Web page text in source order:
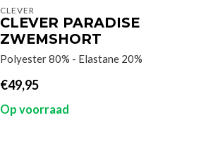
CLEVER
CLEVER PARADISE
ZWEMSHORT
Polyester 80% - Elastane 20%
€49,95
Op voorraad